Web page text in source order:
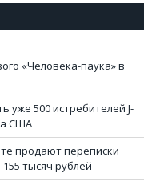
«Человека-паука» в
уже 500 истребителей J-
США
продают переписки
тысяч рублей